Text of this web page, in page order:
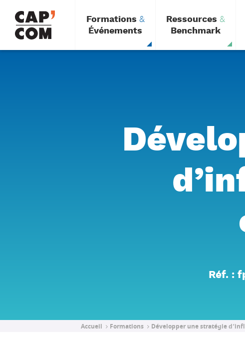
contenu
principal
Formations &
Événements
Ressources &
Benchmark
Réf. :
Accueil Formations Développer une stratégie